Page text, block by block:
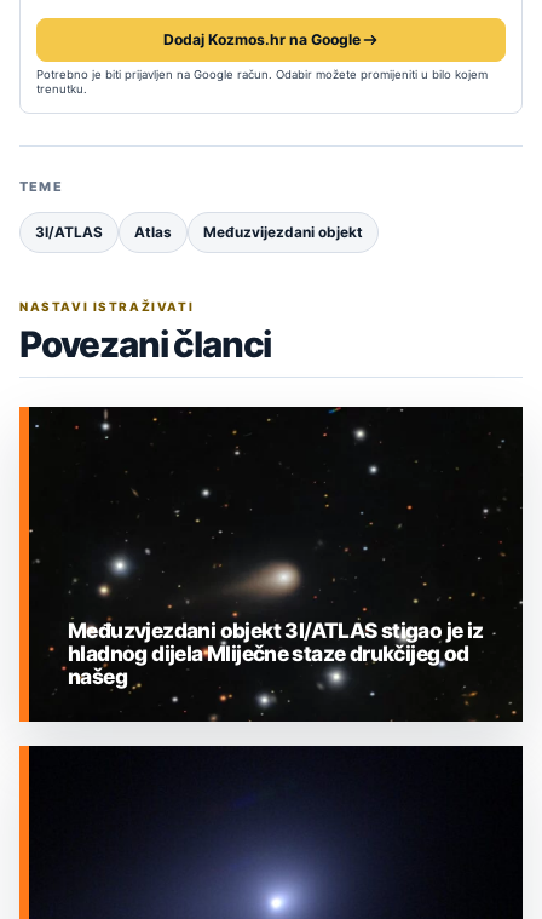
Dodaj Kozmos.hr na Google
Potrebno je biti prijavljen na Google račun. Odabir možete promijeniti u bilo kojem
trenutku.
TEME
3I/ATLAS Atlas Međuzvijezdani objekt
NASTAVI ISTRAŽIVATI
Povezani članci
Međuzvjezdani objekt 3I/ATLAS stigao je iz
hladnog dijela Mliječne staze drukčijeg od
našeg